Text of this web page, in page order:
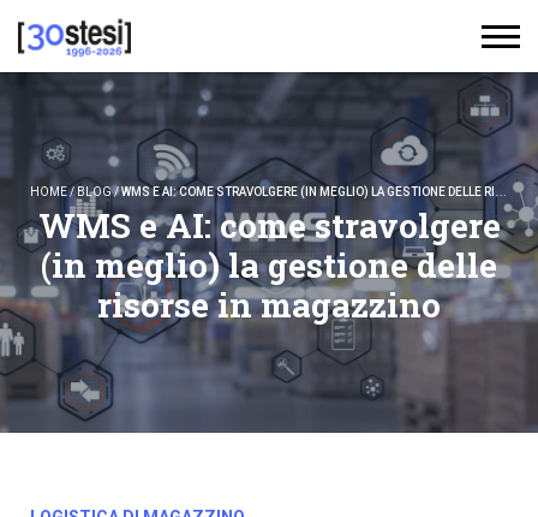
HOME/ BLOG/WMS E AI: COME STRAVOLGERE (IN MEGLIO) LA GESTIONE DELLE RISORSE IN MAGAZZINO
WMS e AI: come stravolgere
(in meglio) la gestione delle
risorse in magazzino